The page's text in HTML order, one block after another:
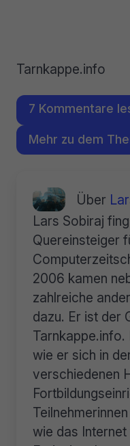
Tarnkappe.info
7 Kommentare
Mehr zu dem
Über
Lars Sobiraj
Quereinsteiger
2006 kamen
zahlreiche
dazu. Er ist der
Tarnkappe.info.
wie er sich in
verschiedenen
wie das